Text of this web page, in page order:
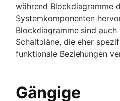
während Blockdiagramme
Systemkomponenten
Blockdiagramme sind
Schaltpläne, die eher
funktionale Beziehungen
Gängige